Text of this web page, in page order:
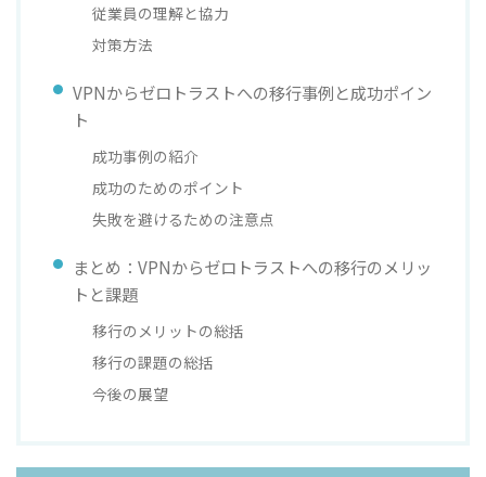
従業員の理解と協力
対策方法
VPNからゼロトラストへの移行事例と成功ポイン
ト
成功事例の紹介
成功のためのポイント
失敗を避けるための注意点
まとめ：VPNからゼロトラストへの移行のメリッ
トと課題
移行のメリットの総括
移行の課題の総括
今後の展望